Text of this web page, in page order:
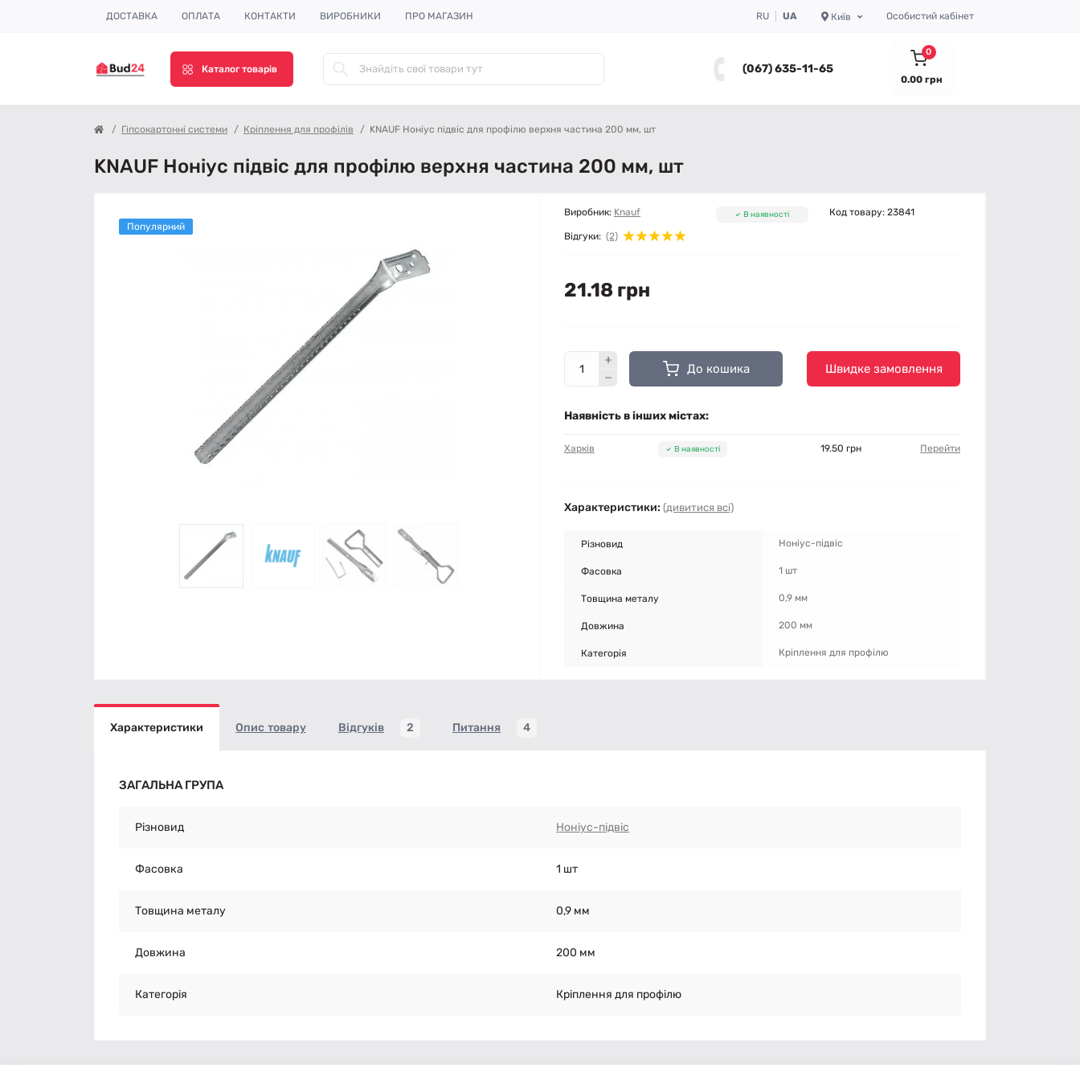
ДОСТАВКА ОПЛАТА КОНТАКТИ ВИРОБНИКИ ПРО МАГАЗИН RU UA Київ Особистий кабінет
Каталог товарів (067) 635-11-65
0
0.00 грн
Гіпсокартонні системи Кріплення для профілів KNAUF Ноніус підвіс для профілю верхня частина 200 мм, шт
KNAUF Ноніус підвіс для профілю верхня частина 200 мм, шт
Популярний
Виробник: Knauf Код товару: 23841
Відгуки: (2)
В наявності
21.18 грн
До кошика Швидке замовлення
Наявність в інших містах:
Харків В наявності 19.50 грн Перейти
Характеристики: (дивитися всі)
Різновид Ноніус-підвіс
Фасовка 1 шт
Товщина металу 0,9 мм
Довжина 200 мм
Категорія Кріплення для профілю
Характеристики Опис товару Відгуків 2 Питання 4
ЗАГАЛЬНА ГРУПА
Різновид Ноніус-підвіс
Фасовка 1 шт
Товщина металу 0,9 мм
Довжина 200 мм
Категорія Кріплення для профілю